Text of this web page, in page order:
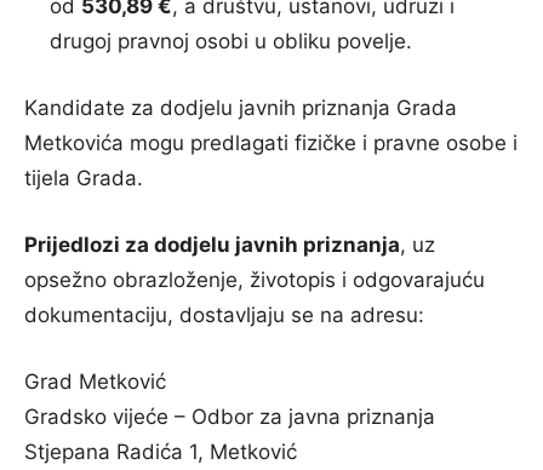
od 530,89 €, a društvu, ustanovi, udruzi i
drugoj pravnoj osobi u obliku povelje.
Kandidate za dodjelu javnih priznanja Grada
Metkovića mogu predlagati fizičke i pravne osobe i
tijela Grada.
Prijedlozi za dodjelu javnih priznanja, uz
opsežno obrazloženje, životopis i odgovarajuću
dokumentaciju, dostavljaju se na adresu:
Grad Metković
Gradsko vijeće – Odbor za javna priznanja
Stjepana Radića 1, Metković